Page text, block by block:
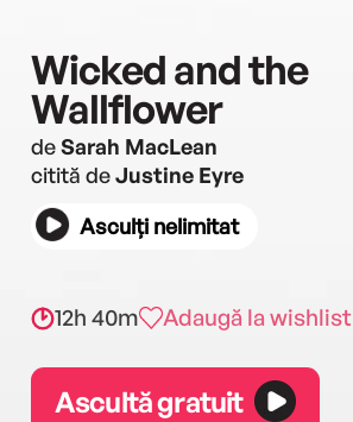
Wicked and the
Wallflower
deSarah MacLean
citită deJustine Eyre
Asculți nelimitat
12h 40m Adaugă la wishlist
Ascultă gratuit